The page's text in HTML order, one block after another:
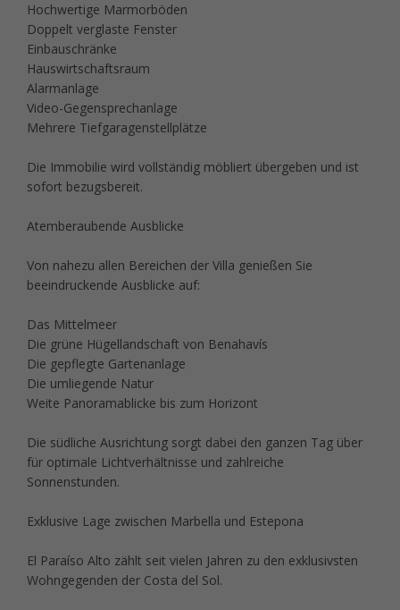
Hochwertige Marmorböden
Doppelt verglaste Fenster
Einbauschränke
Hauswirtschaftsraum
Alarmanlage
Video-Gegensprechanlage
Mehrere Tiefgaragenstellplätze
Die Immobilie wird vollständig möbliert übergeben und ist
sofort bezugsbereit.
Atemberaubende Ausblicke
Von nahezu allen Bereichen der Villa genießen Sie
beeindruckende Ausblicke auf:
Das Mittelmeer
Die grüne Hügellandschaft von Benahavís
Die gepflegte Gartenanlage
Die umliegende Natur
Weite Panoramablicke bis zum Horizont
Die südliche Ausrichtung sorgt dabei den ganzen Tag über
für optimale Lichtverhältnisse und zahlreiche
Sonnenstunden.
Exklusive Lage zwischen Marbella und Estepona
El Paraíso Alto zählt seit vielen Jahren zu den exklusivsten
Wohngegenden der Costa del Sol.